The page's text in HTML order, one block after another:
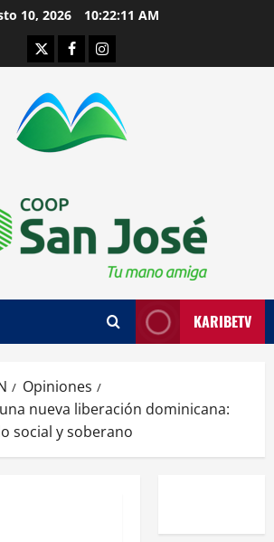
10, 2026 10:22:12 AM
TwitterFacebookInstagram
KARIBETV
Opiniones
nueva liberación dominicana:
social y soberano